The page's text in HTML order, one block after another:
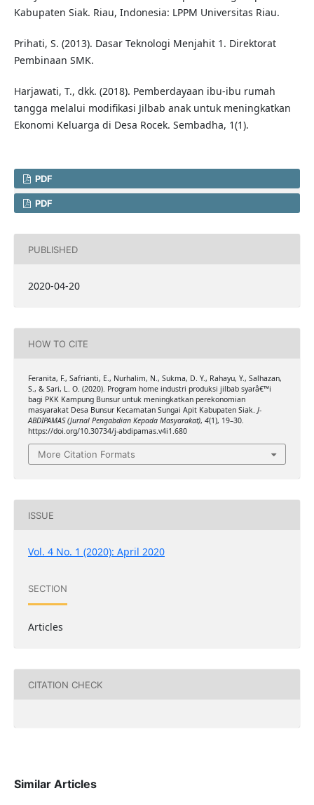
Kabupaten Siak. Riau, Indonesia: LPPM Universitas Riau.
Prihati, S. (2013). Dasar Teknologi Menjahit 1. Direktorat
Pembinaan SMK.
Harjawati, T., dkk. (2018). Pemberdayaan ibu-ibu rumah
tangga melalui modifikasi Jilbab anak untuk meningkatkan
Ekonomi Keluarga di Desa Rocek. Sembadha, 1(1).
PDF
PDF
PUBLISHED
2020-04-20
HOW TO CITE
Feranita, F., Safrianti, E., Nurhalim, N., Sukma, D. Y., Rahayu, Y., Salhazan,
S., & Sari, L. O. (2020). Program home industri produksi jilbab syarâ€™i
bagi PKK Kampung Bunsur untuk meningkatkan perekonomian
masyarakat Desa Bunsur Kecamatan Sungai Apit Kabupaten Siak. J-
ABDIPAMAS (Jurnal Pengabdian Kepada Masyarakat), 4(1), 19–30.
https://doi.org/10.30734/j-abdipamas.v4i1.680
More Citation Formats
ISSUE
Vol. 4 No. 1 (2020): April 2020
SECTION
Articles
CITATION CHECK
Similar Articles